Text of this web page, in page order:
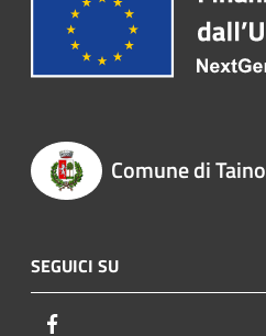
Comune di Taino
SEGUICI SU